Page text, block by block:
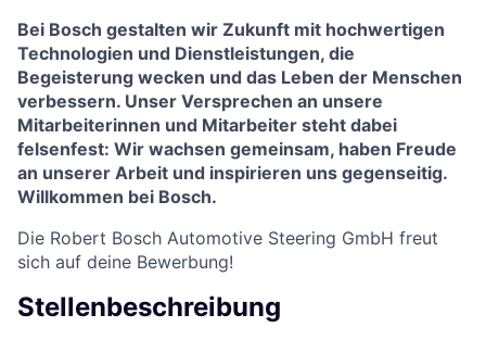
Bei Bosch gestalten wir Zukunft mit hochwertigen
Technologien und Dienstleistungen, die
Begeisterung wecken und das Leben der Menschen
verbessern. Unser Versprechen an unsere
Mitarbeiterinnen und Mitarbeiter steht dabei
felsenfest: Wir wachsen gemeinsam, haben Freude
an unserer Arbeit und inspirieren uns gegenseitig.
Willkommen bei Bosch.
Die Robert Bosch Automotive Steering GmbH freut
sich auf deine Bewerbung!
Stellenbeschreibung